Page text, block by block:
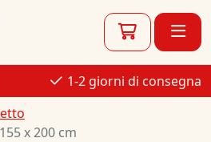
1-2 giorni di consegna
x 200 cm